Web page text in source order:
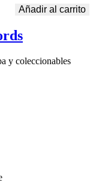
Añadir al carrito
y coleccionables